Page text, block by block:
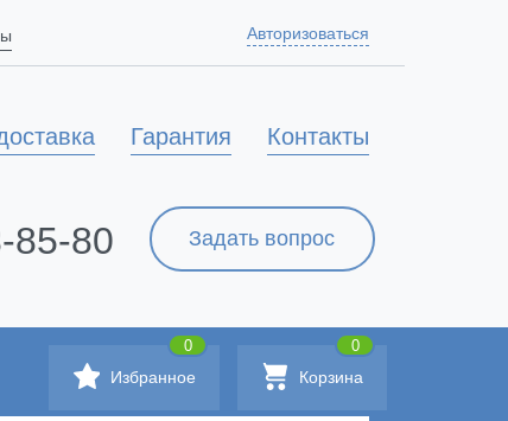
Авторизоваться
Контакты
Гарантия
Задать вопрос
85-80
Корзина
0
Избранное
0